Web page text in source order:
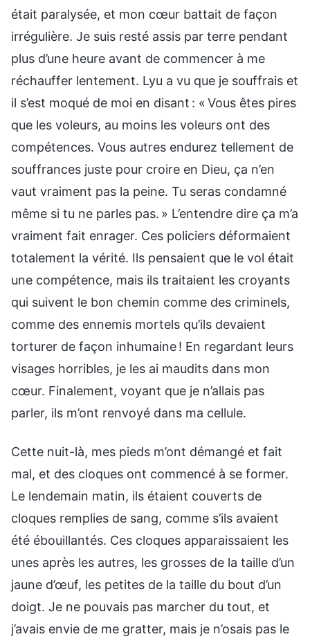
était paralysée, et mon cœur battait de façon
irrégulière. Je suis resté assis par terre pendant
plus d’une heure avant de commencer à me
réchauffer lentement. Lyu a vu que je souffrais et
il s’est moqué de moi en disant : « Vous êtes pires
que les voleurs, au moins les voleurs ont des
compétences. Vous autres endurez tellement de
souffrances juste pour croire en Dieu, ça n’en
vaut vraiment pas la peine. Tu seras condamné
même si tu ne parles pas. » L’entendre dire ça m’a
vraiment fait enrager. Ces policiers déformaient
totalement la vérité. Ils pensaient que le vol était
une compétence, mais ils traitaient les croyants
qui suivent le bon chemin comme des criminels,
comme des ennemis mortels qu’ils devaient
torturer de façon inhumaine ! En regardant leurs
visages horribles, je les ai maudits dans mon
cœur. Finalement, voyant que je n’allais pas
parler, ils m’ont renvoyé dans ma cellule.
Cette nuit-là, mes pieds m’ont démangé et fait
mal, et des cloques ont commencé à se former.
Le lendemain matin, ils étaient couverts de
cloques remplies de sang, comme s’ils avaient
été ébouillantés. Ces cloques apparaissaient les
unes après les autres, les grosses de la taille d’un
jaune d’œuf, les petites de la taille du bout d’un
doigt. Je ne pouvais pas marcher du tout, et
j’avais envie de me gratter, mais je n’osais pas le